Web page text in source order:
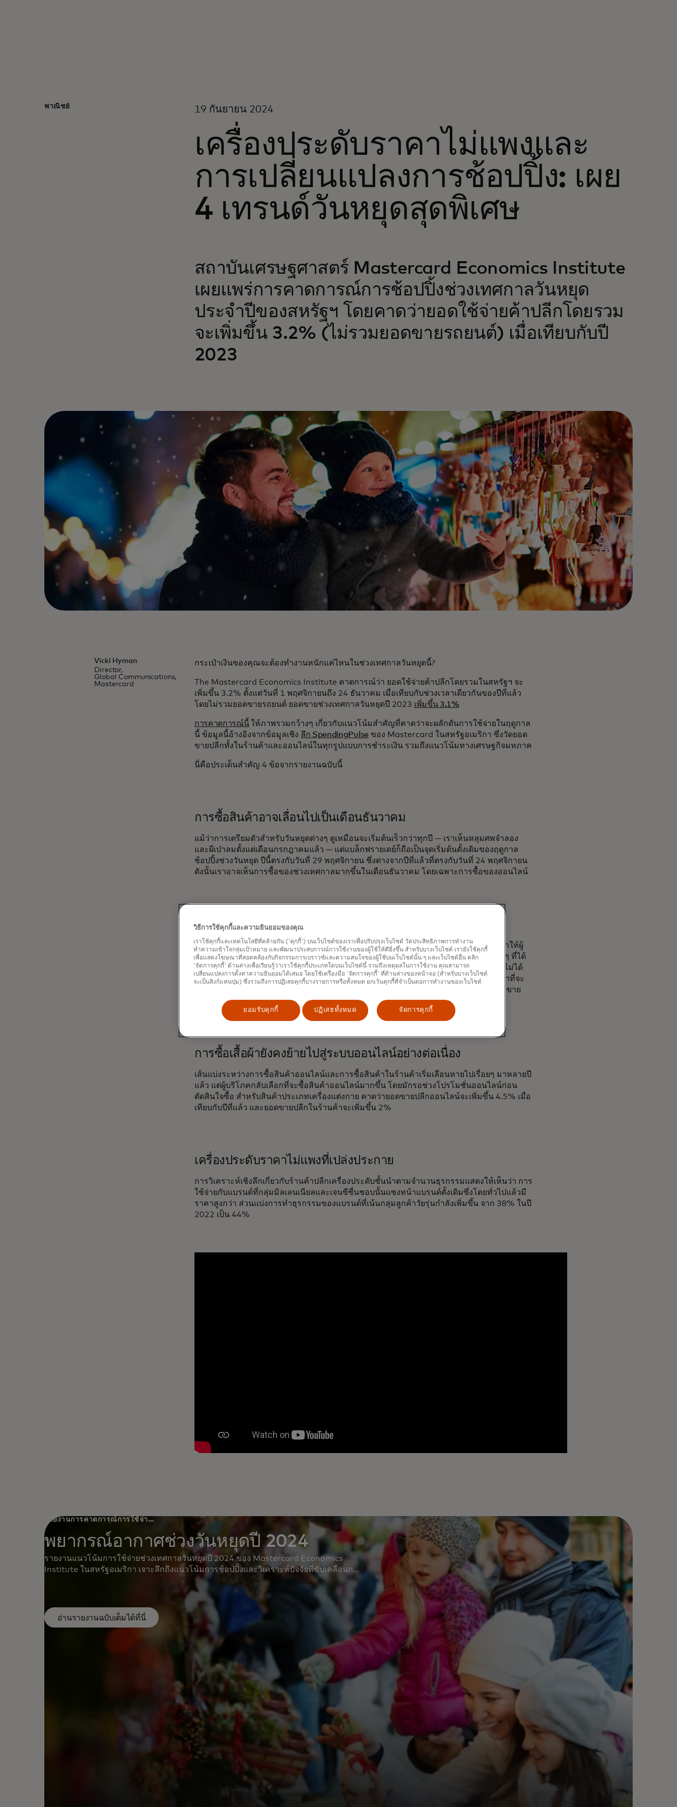
พาณิชย์ 19 กันยายน 2024
เครื่องประดับราคาไม่แพงและ
การเปลี่ยนแปลงการช้อปปิ้ง: เผย
4 เทรนด์วันหยุดสุดพิเศษ
สถาบันเศรษฐศาสตร์ Mastercard Economics Institute
เผยแพร่การคาดการณ์การช้อปปิ้งช่วงเทศกาลวันหยุด
ประจำปีของสหรัฐฯ โดยคาดว่ายอดใช้จ่ายค้าปลีกโดยรวม
จะเพิ่มขึ้น 3.2% (ไม่รวมยอดขายรถยนต์) เมื่อเทียบกับปี
2023
Vicki Hyman
Director,
Global Communications,
Mastercard
กระเป๋าเงินของคุณจะต้องทำงานหนักแค่ไหนในช่วงเทศกาลวันหยุดนี้?
The Mastercard Economics Institute คาดการณ์ว่า ยอดใช้จ่ายค้าปลีกโดยรวมในสหรัฐฯ จะ
เพิ่มขึ้น 3.2% ตั้งแต่วันที่ 1 พฤศจิกายนถึง 24 ธันวาคม เมื่อเทียบกับช่วงเวลาเดียวกันของปีที่แล้ว
โดยไม่รวมยอดขายรถยนต์ ยอดขายช่วงเทศกาลวันหยุดปี 2023 เพิ่มขึ้น 3.1%
การคาดการณ์นี้ให้ภาพรวมกว้างๆ เกี่ยวกับแนวโน้มสำคัญที่คาดว่าจะผลักดันการใช้จ่ายในฤดูกาล
นี้ ข้อมูลนี้อ้างอิงจากข้อมูลเชิง ลึก SpendingPulse ของ Mastercard ในสหรัฐอเมริกา ซึ่งวัดยอด
ขายปลีกทั้งในร้านค้าและออนไลน์ในทุกรูปแบบการชำระเงิน รวมถึงแนวโน้มทางเศรษฐกิจมหภาค
นี่คือประเด็นสำคัญ 4 ข้อจากรายงานฉบับนี้
การซื้อสินค้าอาจเลื่อนไปเป็นเดือนธันวาคม
แม้ว่าการเตรียมตัวสำหรับวันหยุดต่างๆ ดูเหมือนจะเริ่มต้นเร็วกว่าทุกปี — เราเห็นหลุมศพจำลอง
และผีเป่าลมตั้งแต่เดือนกรกฎาคมแล้ว — แต่แบล็กฟรายเดย์ก็ถือเป็นจุดเริ่มต้นดั้งเดิมของฤดูกาล
ช้อปปิ้งช่วงวันหยุด ปีนี้ตรงกับวันที่ 29 พฤศจิกายน ซึ่งต่างจากปีที่แล้วที่ตรงกับวันที่ 24 พฤศจิกายน
ดังนั้นเราอาจเห็นการซื้อของช่วงเทศกาลมากขึ้นในเดือนธันวาคม โดยเฉพาะการซื้อของออนไลน์
ยอดขายอุปกรณ์อิเล็กทรอนิกส์อาจพุ่งสูงขึ้น
เนื่องจากธนาคารกลางสหรัฐฯ ปรับลดอัตราดอกเบี้ยในสัปดาห์นี้ต้นทุนการกู้ยืมที่ลดลงอาจทำให้ผู้
บริโภคใช้จ่ายฟุ่มเฟือยกับอุปกรณ์ไฮเทคมากขึ้น ราคาสินค้าอิเล็กทรอนิกส์ รวมถึงสินค้าอื่นๆ ที่ได้
รับความนิยมในช่วงเทศกาลวันหยุด เช่น อุปกรณ์กีฬา เสื้อผ้า และผลิตภัณฑ์ดูแลส่วนบุคคล ไม่ได้
เปลี่ยนแปลงมากนักตั้งแต่ปี 2023 ซึ่งอาจช่วยกระตุ้นความต้องการได้ นอกจากนี้ อาจถึงเวลาที่จะ
เปลี่ยนอุปกรณ์อิเล็กทรอนิกส์ที่เราลงทุนซื้อในช่วงการระบาดใหญ่ ซึ่งคาดว่าจะส่งผลให้ยอดขาย
อุปกรณ์อิเล็กทรอนิกส์เพิ่มขึ้น 6.7% เมื่อเทียบกับปีที่แล้ว
การซื้อเสื้อผ้ายังคงย้ายไปสู่ระบบออนไลน์อย่างต่อเนื่อง
เส้นแบ่งระหว่างการซื้อสินค้าออนไลน์และการซื้อสินค้าในร้านค้าเริ่มเลือนหายไปเรื่อยๆ มาหลายปี
แล้ว แต่ผู้บริโภคกลับเลือกที่จะซื้อสินค้าออนไลน์มากขึ้น โดยมักรอช่วงโปรโมชั่นออนไลน์ก่อน
ตัดสินใจซื้อ สำหรับสินค้าประเภทเครื่องแต่งกาย คาดว่ายอดขายปลีกออนไลน์จะเพิ่มขึ้น 4.5% เมื่อ
เทียบกับปีที่แล้ว และยอดขายปลีกในร้านค้าจะเพิ่มขึ้น 2%
เครื่องประดับราคาไม่แพงที่เปล่งประกาย
การวิเคราะห์เชิงลึกเกี่ยวกับร้านค้าปลีกเครื่องประดับชั้นนำตามจำนวนธุรกรรมแสดงให้เห็นว่า การ
ใช้จ่ายกับแบรนด์ที่กลุ่มมิลเลนเนียลและเจนซีชื่นชอบนั้นแซงหน้าแบรนด์ดั้งเดิมซึ่งโดยทั่วไปแล้วมี
ราคาสูงกว่า ส่วนแบ่งการทำธุรกรรมของแบรนด์ที่เน้นกลุ่มลูกค้าวัยรุ่นกำลังเพิ่มขึ้น จาก 38% ในปี
2022 เป็น 44%
รายงานการคาดการณ์การใช้จ่าย
ช่วงเทศกาลวันหยุดปี 2024 ของ
สถาบันเศรษฐศาสตร์มาสเตอร์
การ์ด (MASTERCARD
ECONOMICS INSTITUTE) เจาะ
ลึกถึงแนวโน้มการช้อปปิ้งและ
วิเคราะห์ปัจจัยที่ขับเคลื่อนการใช้
จ่ายโดยพิจารณาจากรายได้ หนี้สิน
พยากรณ์อากาศช่วงวันหยุดปี 2024
รายงานแนวโน้มการใช้จ่ายช่วงเทศกาลวันหยุดปี 2024 ของ Mastercard Economics
Institute ในสหรัฐอเมริกา เจาะลึกถึงแนวโน้มการช้อปปิ้งและวิเคราะห์ปัจจัยที่ขับเคลื่อนการ
ใช้จ่ายโดยพิจารณาจากรายได้ หนี้สิน และภูมิศาสตร์
อ่านรายงานฉบับเต็มได้ที่นี่
วิธีการใช้คุกกี้และความยินยอมของคุณ
เราใช้คุกกี้และเทคโนโลยีที่คล้ายกัน ('คุกกี้') บนเว็บไซต์ของเราเพื่อปรับปรุงเว็บไซต์ วัดประสิทธิภาพการทำงาน
ทำความเข้าใจกลุ่มเป้าหมาย และพัฒนาประสบการณ์การใช้งานของผู้ใช้ให้ดียิ่งขึ้น สำหรับบางเว็บไซต์ เรายังใช้คุกกี้
เพื่อแสดงโฆษณาที่สอดคล้องกับกิจกรรมการเบราวซ์และความสนใจของผู้ใช้บนเว็บไซต์นั้น ๆ และเว็บไซต์อื่น คลิก
'จัดการคุกกี้' ด้านล่างเพื่อเรียนรู้ว่าเราใช้คุกกี้ประเภทใดบนเว็บไซต์นี้ รวมถึงเหตุผลในการใช้งาน คุณสามารถ
เปลี่ยนแปลงการตั้งค่าความยินยอมได้เสมอ โดยใช้เครื่องมือ 'จัดการคุกกี้' ที่ด้านล่างของหน้าจอ (สำหรับบางเว็บไซต์
จะเป็นลิงก์แทนปุ่ม) ซึ่งรวมถึงการปฏิเสธคุกกี้บางรายการหรือทั้งหมด ยกเว้นคุกกี้ที่จำเป็นต่อการทำงานของเว็บไซต์
ยอมรับคุกกี้ ปฏิเสธทั้งหมด จัดการคุกกี้